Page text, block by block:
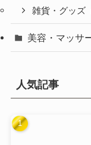
雑貨・グッズ
美容・マッサ
人気記事